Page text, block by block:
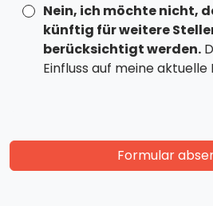
Nein, ich möchte nicht,
künftig für weitere
berücksichtigt werden.
Einfluss auf meine aktuelle
Formular